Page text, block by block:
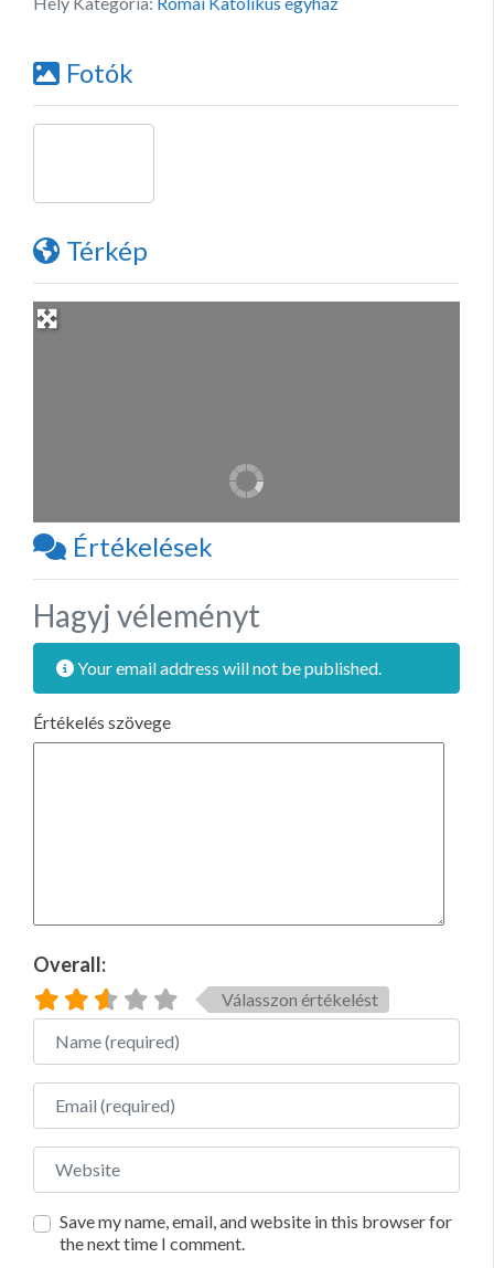
Fotók
Térkép
Értékelések
Hagyj véleményt
Your email address will not be published.
Értékelés szövege
Overall:
Válasszon értékelést
Name
Email
Website
Save my name, email, and website in this browser for
the next time I comment.